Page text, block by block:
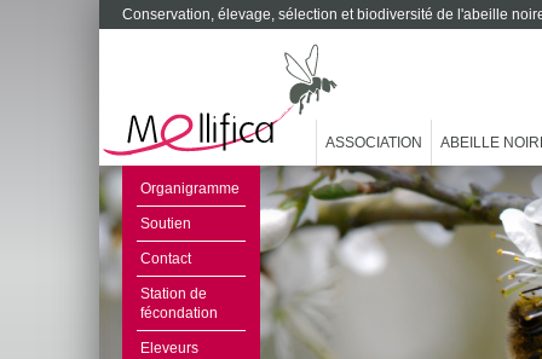
Conservation, élevage, sélection et biodiversité de l'abeille
ASSOCIATION ABEILLE
Organigramme
Soutien
Contact
Station de
fécondation
Eleveurs